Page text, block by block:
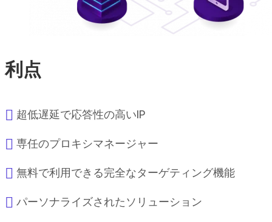
利点
超低遅延で応答性の高いIP
専任のプロキシマネージャー
無料で利用できる完全なターゲティング機能
パーソナライズされたソリューション